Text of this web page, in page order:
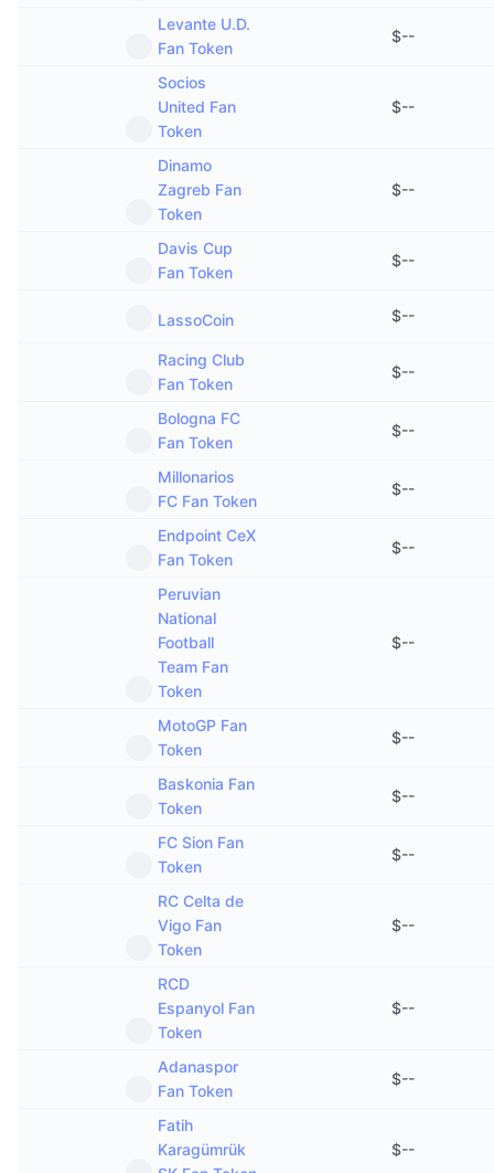
Levante U.D.
Fan Token
$--
Socios
United Fan
Token
$--
Dinamo
Zagreb Fan
Token
$--
Davis Cup
Fan Token
$--
LassoCoin $--
Racing Club
Fan Token
$--
Bologna FC
Fan Token
$--
Millonarios
FC Fan Token
$--
Endpoint CeX
Fan Token
$--
Peruvian
National
Football
Team Fan
Token
$--
MotoGP Fan
Token
$--
Baskonia Fan
Token
$--
FC Sion Fan
Token
$--
RC Celta de
Vigo Fan
Token
$--
RCD
Espanyol Fan
Token
$--
Adanaspor
Fan Token
$--
Fatih
Karagümrük
$--